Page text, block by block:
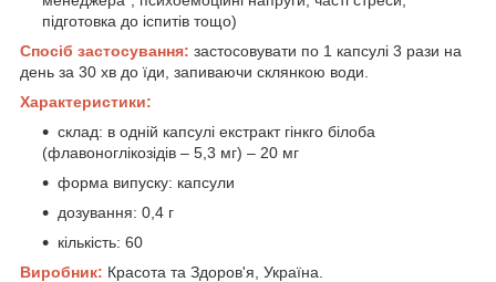
підготовка до іспитів тощо)
Спосіб застосування: застосовувати по 1 капсулі 3 рази на
день за 30 хв до їди, запиваючи склянкою води.
Характеристики:
склад: в одній капсулі екстракт гінкго білоба
(флавоноглікозідів – 5,3 мг) – 20 мг
форма випуску: капсули
дозування: 0,4 г
кількість: 60
Виробник: Красота та Здоров'я, Україна.